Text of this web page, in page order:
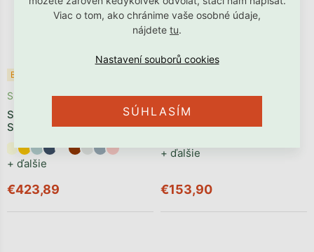
Viac o tom, ako chránime vaše osobné údaje,
nájdete tu.
SÚHLASÍM
Bestseller ✩
Skladací penový bunker
SOFA MINI
+ ďalšie
Skladom
€423,89
Rozkladacie penové kreslo
LUMI z bouclé
+ ďalšie
€153,90